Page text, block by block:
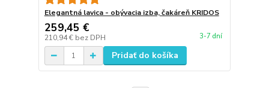
Elegantná lavica - obývacia izba, čakáreň KRIDOS
259,45 €
210,94 € bez DPH 3-7 dní
Pridať do košíka